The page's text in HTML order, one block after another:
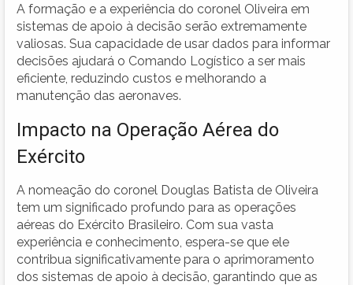
A formação e a experiência do coronel Oliveira em
sistemas de apoio à decisão serão extremamente
valiosas. Sua capacidade de usar dados para informar
decisões ajudará o Comando Logístico a ser mais
eficiente, reduzindo custos e melhorando a
manutenção das aeronaves.
Impacto na Operação Aérea do
Exército
A nomeação do coronel Douglas Batista de Oliveira
tem um significado profundo para as operações
aéreas do Exército Brasileiro. Com sua vasta
experiência e conhecimento, espera-se que ele
contribua significativamente para o aprimoramento
dos sistemas de apoio à decisão, garantindo que as